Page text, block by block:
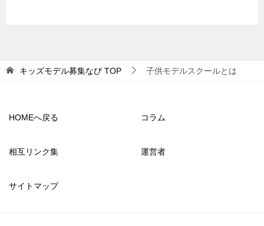
キッズモデル募集なび TOP 子供モデルスクールとは
HOMEへ戻る コラム
相互リンク集 運営者
サイトマップ